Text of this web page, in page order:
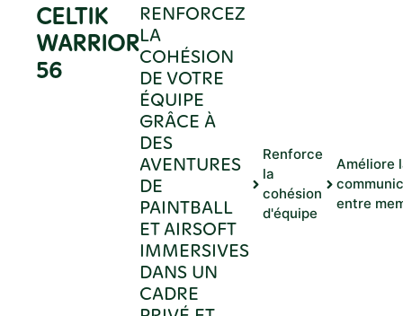
CELTIK
WARRIOR
56
RENFORCEZ
LA
COHÉSION
DE VOTRE
ÉQUIPE
GRÂCE À
DES
AVENTURES
DE
PAINTBALL
ET AIRSOFT
IMMERSIVES
DANS UN
CADRE
Renforce
la
cohésion
d'équipe
Améliore
entre